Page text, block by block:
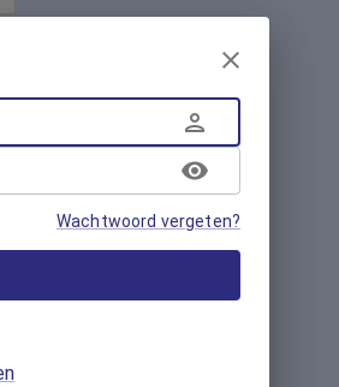
Wachtwoord vergeten?